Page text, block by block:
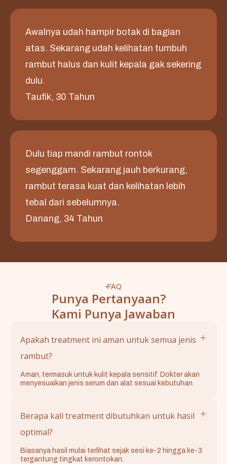
Awalnya udah hampir botak di bagian
atas. Sekarang udah kelihatan tumbuh
rambut halus dan kulit kepala gak sekering
dulu.
Taufik, 30 Tahun
Dulu tiap mandi rambut rontok
segenggam. Sekarang jauh berkurang,
rambut terasa kuat dan kelihatan lebih
tebal dari sebelumnya.
Danang, 34 Tahun
FAQ
Punya Pertanyaan?
Kami Punya Jawaban
Apakah treatment ini aman untuk semua jenis
rambut?
Aman, termasuk untuk kulit kepala sensitif. Dokter akan
menyesuaikan jenis serum dan alat sesuai kebutuhan.
Berapa kali treatment dibutuhkan untuk hasil
optimal?
Biasanya hasil mulai terlihat sejak sesi ke-2 hingga ke-3
tergantung tingkat kerontokan.